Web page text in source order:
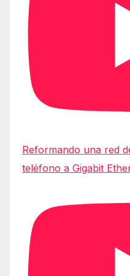
Reformando una red
teléfono a Gigabit